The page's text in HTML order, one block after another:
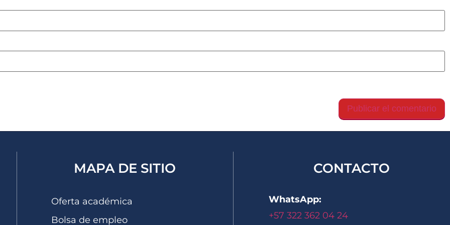
MAPA DE SITIO
Oferta académica
Bolsa de empleo
CONTACTO
WhatsApp:
+57 322 362 04 24